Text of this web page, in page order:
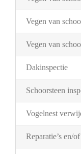
Vegen van
Vegen van
Dakinspectie
Schoorsteen
Vogelnest
Reparatie’s en/